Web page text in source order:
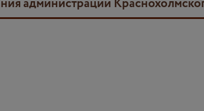
администрации